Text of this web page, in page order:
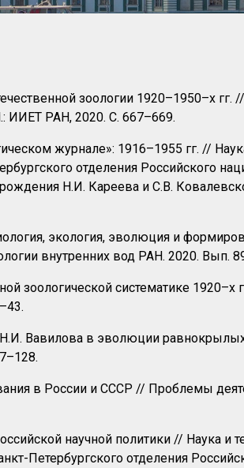
зоологии 1920–1950–х гг.
ИИЕТ РАН, 2020. С. 667–669.
журнале»: 1916–1955 гг. //
отделения Российского
Н.И. Кареева и С.В.
экология, эволюция и
внутренних вод РАН. 2020. Вып.
зоологической систематике
Вавилова в эволюции
в России и СССР // Проблемы
научной политики // Наука и
Петербургского отделения